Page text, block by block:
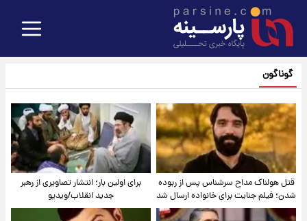
گوناگون
قتل هولناک مداح سرشناس پس از ربوده
شدن؛ فیلم جنایت برای خانواده ارسال شد
برای اولین بار؛ انتشار تصاویری از رهبر
جدید انقلاب/ویدیو